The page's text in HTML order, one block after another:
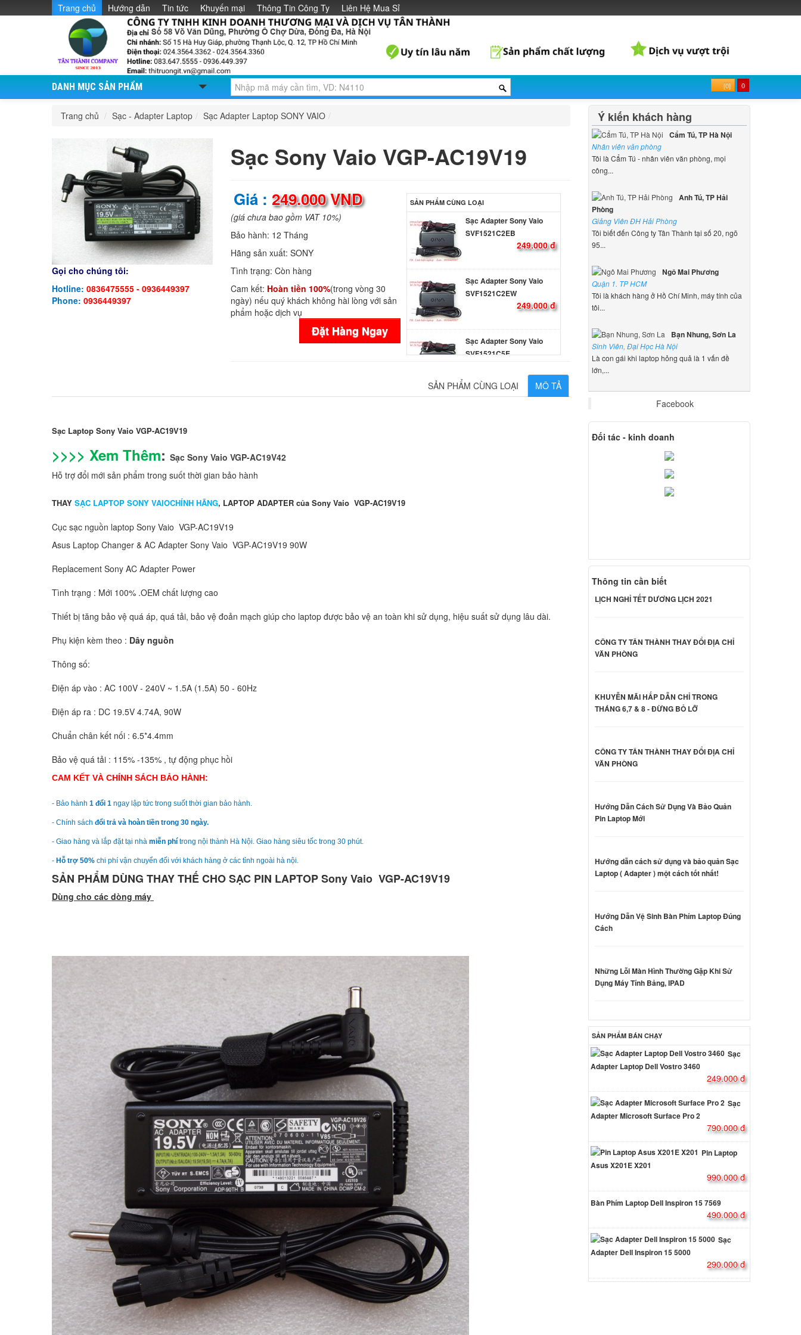
Trang chủ Hướng dẫn Tin tức Khuyến mại Thông Tin Công Ty Liên Hệ Mua Sỉ
DANH MỤC SẢN PHẨM [0] 0
Trang chủ / Sạc - Adapter Laptop / Sạc Adapter Laptop SONY VAIO /
Gọi cho chúng tôi:
Hotline: 0836475555 - 0936449397
Phone: 0936449397
Sạc Sony Vaio VGP-AC19V19
Giá : 249.000 VND
(giá chưa bao gồm VAT 10%)
Bảo hành: 12 Tháng
Hãng sản xuất: SONY
Tình trạng: Còn hàng
Cam kết: Hoàn tiền 100%(trong vòng 30
ngày) nếu quý khách không hài lòng với sản
phẩm hoặc dịch vụ
Đặt Hàng Ngay
SẢN PHẨM CÙNG LOẠI
Sạc Adapter Sony Vaio
SVF1521C2EB
249.000 đ
Sạc Adapter Sony Vaio
SVF1521C2EW
249.000 đ
Sạc Adapter Sony Vaio
SVF1521C5E
Vaio 19.5V 5.2A 100W
Vaio 19.5V 6.2A 120W
Sạc Laptop Sony Vaio
19.5V 2A Không Cổng USB
Sạc Laptop Sony Vaio
19.5V 3.3A
19.5V 2A Có Thêm Đầu
MÔ TẢ
SẢN PHẨM CÙNG LOẠI
Sạc Laptop Sony Vaio VGP-AC19V19
>>>> Xem Thêm: Sạc Sony Vaio VGP-AC19V42
Hỗ trợ đổi mới sản phẩm trong suốt thời gian bảo hành
THAY SẠC LAPTOP SONY VAIOCHÍNH HÃNG, LAPTOP ADAPTER của Sony Vaio VGP-AC19V19
Cục sạc nguồn laptop Sony Vaio VGP-AC19V19
Asus Laptop Changer & AC Adapter Sony Vaio VGP-AC19V19 90W
Replacement Sony AC Adapter Power
Tình trạng : Mới 100% .OEM chất lượng cao
Thiết bị tăng bảo vệ quá áp, quá tải, bảo vệ đoản mạch giúp cho laptop được bảo vệ an toàn khi sử dụng, hiệu suất sử dụng lâu dài.
Phụ kiện kèm theo : Dây nguồn
Thông số:
Điện áp vào : AC 100V - 240V ~ 1.5A (1.5A) 50 - 60Hz
Điện áp ra : DC 19.5V 4.74A, 90W
Chuẩn chân kết nối : 6.5*4.4mm
Bảo vệ quá tải : 115% -135% , tự động phục hồi
CAM KẾT VÀ CHÍNH SÁCH BẢO HÀNH:
- Bảo hành 1 đổi 1 ngay lập tức trong suốt thời gian bảo hành.
- Chính sách đổi trả và hoàn tiền trong 30 ngày.
- Giao hàng và lắp đặt tại nhà miễn phí trong nội thành Hà Nội. Giao hàng siêu tốc trong 30 phút.
- Hỗ trợ 50% chi phí vận chuyển đối với khách hàng ở các tỉnh ngoài hà nội.
SẢN PHẨM DÙNG THAY THẾ CHO SẠC PIN LAPTOP Sony Vaio VGP-AC19V19
Dùng cho các dòng máy
Ý kiến khách hàng
Cẩm Tú, TP Hà Nội
Nhân viên văn phòng
Tôi là Cẩm Tú - nhân viên văn phòng, mọi
công...
Anh Tú, TP Hải
Phòng
Giảng Viên ĐH Hải Phòng
Tôi biết đến Công ty Tân Thành tại số 20, ngõ
95...
Ngô Mai Phương
Quận 1. TP HCM
Tôi là khách hàng ở Hồ Chí Minh, máy tính của
tôi...
Bạn Nhung, Sơn La
Sinh Viên, Đại Học Hà Nội
Là con gái khi laptop hỏng quả là 1 vấn đề
lớn,...
Facebook
Đối tác - kinh doanh
Thông tin cần biết
LỊCH NGHỈ TẾT DƯƠNG LỊCH 2021
CÔNG TY TÂN THÀNH THAY ĐỔI ĐỊA CHỈ
VĂN PHÒNG
KHUYỄN MÃI HẤP DẪN CHỈ TRONG
THÁNG 6,7 & 8 - ĐỪNG BỎ LỠ
CÔNG TY TÂN THÀNH THAY ĐỔI ĐỊA CHỈ
VĂN PHÒNG
Hướng Dẫn Cách Sử Dụng Và Bảo Quản
Pin Laptop Mới
Hướng dẫn cách sử dụng và bảo quản Sạc
Laptop ( Adapter ) một cách tốt nhất!
Hướng Dẫn Vệ Sinh Bàn Phím Laptop Đúng
Cách
Những Lỗi Màn Hình Thường Gặp Khi Sử
Dụng Máy Tính Bảng, IPAD
SẢN PHẨM BÁN CHẠY
Sạc
Adapter Laptop Dell Vostro 3460
249.000 đ
Sạc
Adapter Microsoft Surface Pro 2
790.000 đ
Pin Laptop
Asus X201E X201
990.000 đ
490.000 đ
290.000 đ